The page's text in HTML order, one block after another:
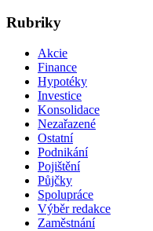
Rubriky
Akcie
Finance
Hypotéky
Investice
Konsolidace
Nezařazené
Ostatní
Podnikání
Pojištění
Půjčky
Spolupráce
Výběr redakce
Zaměstnání